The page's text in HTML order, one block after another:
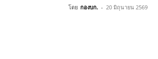
โดย กองบก. - 20 มิถุนายน 2569